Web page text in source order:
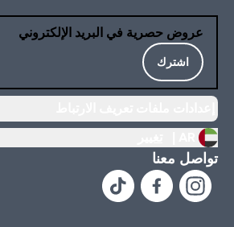
عروض حصرية في البريد الإلكتروني
اشترك
تواصل معنا